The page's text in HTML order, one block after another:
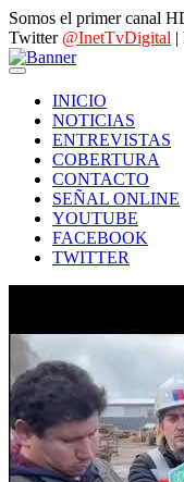
Somos el primer canal
Twitter @InetTvDigital |
INICIO
NOTICIAS
ENTREVISTAS
COBERTURA
CONTACTO
SEÑAL ONLINE
YOUTUBE
FACEBOOK
TWITTER